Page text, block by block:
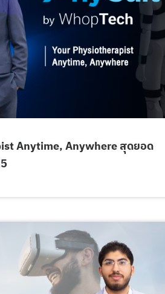
Anytime, Anywhere สุดยอด